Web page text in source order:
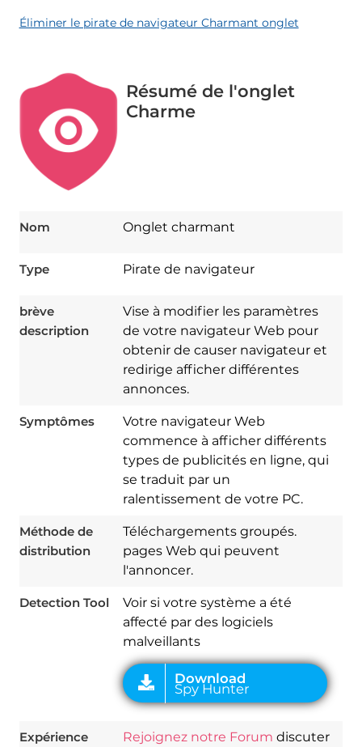
Éliminer le pirate de navigateur Charmant onglet
Résumé de l'onglet
Charme
Nom Onglet charmant
Type Pirate de navigateur
brève
description
Vise à modifier les paramètres
de votre navigateur Web pour
obtenir de causer navigateur et
redirige afficher différentes
annonces.
Symptômes
Votre navigateur Web
commence à afficher différents
types de publicités en ligne, qui
se traduit par un
ralentissement de votre PC.
Méthode de
distribution
Téléchargements groupés.
pages Web qui peuvent
l'annoncer.
Detection Tool
Voir si votre système a été
affecté par des logiciels
malveillants
Expérience
Rejoignez notre Forum discuter